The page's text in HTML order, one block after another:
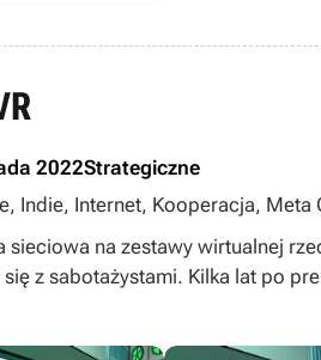
2022Strategiczne
Indie, Internet, Kooperacja,
game, Statki kosmiczne,
sieciowa na zestawy wirtualnej
z sabotażystami. Kilka lat po